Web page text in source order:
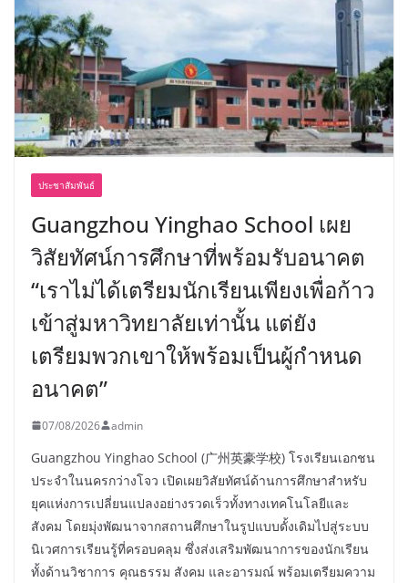
ประชาสัมพันธ์
Guangzhou Yinghao School เผย
วิสัยทัศน์การศึกษาที่พร้อมรับอนาคต
“เราไม่ได้เตรียมนักเรียนเพียงเพื่อก้าว
เข้าสู่มหาวิทยาลัยเท่านั้น แต่ยัง
เตรียมพวกเขาให้พร้อมเป็นผู้กำหนด
อนาคต”
07/08/2026 admin
Guangzhou Yinghao School (广州英豪学校) โรงเรียนเอกชน
ประจำในนครกว่างโจว เปิดเผยวิสัยทัศน์ด้านการศึกษาสำหรับ
ยุคแห่งการเปลี่ยนแปลงอย่างรวดเร็วทั้งทางเทคโนโลยีและ
สังคม โดยมุ่งพัฒนาจากสถานศึกษาในรูปแบบดั้งเดิมไปสู่ระบบ
นิเวศการเรียนรู้ที่ครอบคลุม ซึ่งส่งเสริมพัฒนาการของนักเรียน
ทั้งด้านวิชาการ คุณธรรม สังคม และอารมณ์ พร้อมเตรียมความ